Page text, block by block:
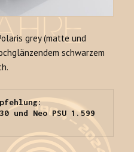
grey (matte und
schwarzem
und Neo PSU 1.599